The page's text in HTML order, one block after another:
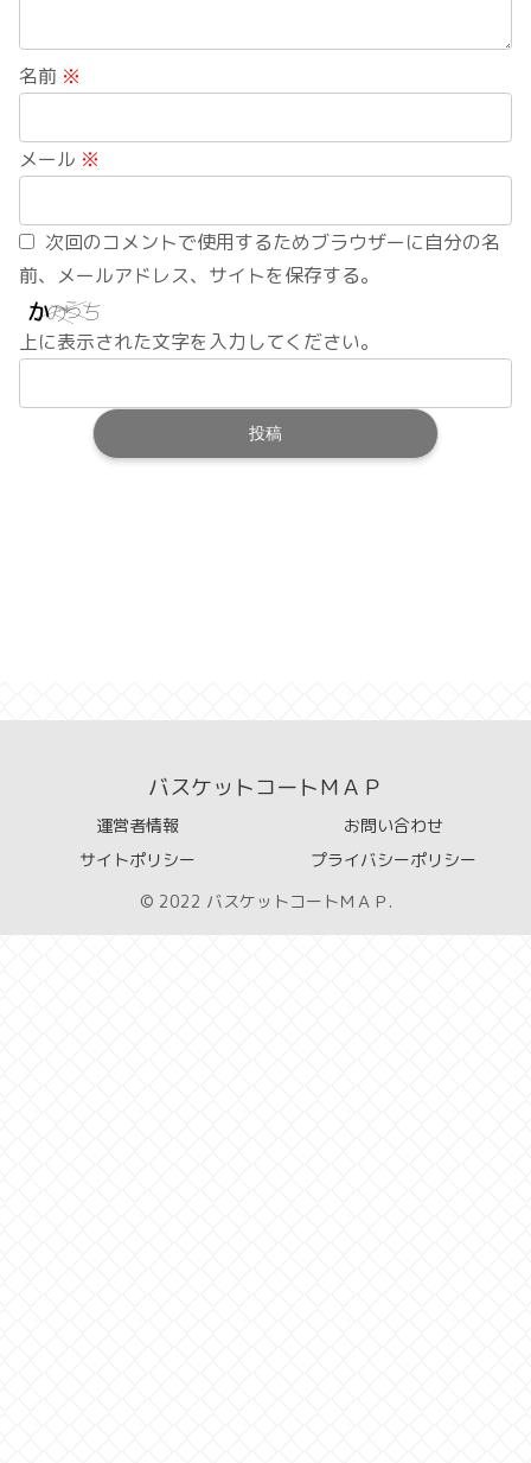
名前 ※
メール ※
次回のコメントで使用するためブラウザーに自分の名
前、メールアドレス、サイトを保存する。
上に表示された文字を入力してください。
バスケットコートＭＡＰ
運営者情報
お問い合わせ
サイトポリシー
プライバシーポリシー
© 2022 バスケットコートＭＡＰ.